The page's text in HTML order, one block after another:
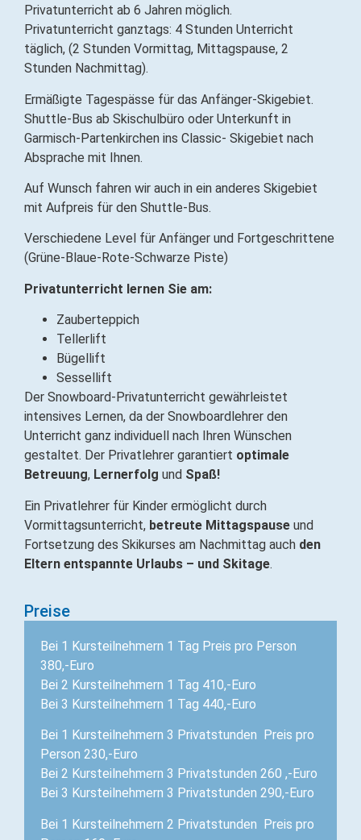
Privatunterricht ab 6 Jahren möglich.
Privatunterricht ganztags: 4 Stunden Unterricht
täglich, (2 Stunden Vormittag, Mittagspause, 2
Stunden Nachmittag).
Ermäßigte Tagespässe für das Anfänger-Skigebiet.
Shuttle-Bus ab Skischulbüro oder Unterkunft in
Garmisch-Partenkirchen ins Classic- Skigebiet nach
Absprache mit Ihnen.
Auf Wunsch fahren wir auch in ein anderes Skigebiet
mit Aufpreis für den Shuttle-Bus.
Verschiedene Level für Anfänger und Fortgeschrittene
(Grüne-Blaue-Rote-Schwarze Piste)
Privatunterricht lernen Sie am:
Zauberteppich
Tellerlift
Bügellift
Sessellift
Der Snowboard-Privatunterricht gewährleistet
intensives Lernen, da der Snowboardlehrer den
Unterricht ganz individuell nach Ihren Wünschen
gestaltet. Der Privatlehrer garantiert optimale
Betreuung, Lernerfolg und Spaß!
Ein Privatlehrer für Kinder ermöglicht durch
Vormittagsunterricht, betreute Mittagspause und
Fortsetzung des Skikurses am Nachmittag auch den
Eltern entspannte Urlaubs – und Skitage.
Preise
Bei 1 Kursteilnehmern 1 Tag Preis pro Person
380,-Euro
Bei 2 Kursteilnehmern 1 Tag 410,-Euro
Bei 3 Kursteilnehmern 1 Tag 440,-Euro
Bei 1 Kursteilnehmern 3 Privatstunden Preis pro
Person 230,-Euro
Bei 2 Kursteilnehmern 3 Privatstunden 260 ,-Euro
Bei 3 Kursteilnehmern 3 Privatstunden 290,-Euro
Bei 1 Kursteilnehmern 2 Privatstunden Preis pro